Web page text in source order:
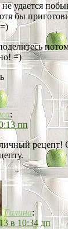
удается
бы
=)
:
пп
рецепт!
Галина:
в 10:34 дп